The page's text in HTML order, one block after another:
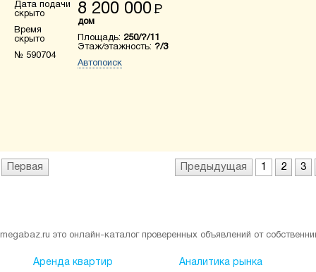
Дата подачи
скрыто
Время
скрыто
№ 590704
8 200 000 Р
дом
Площадь: 250/?/11
Этаж/этажность: ?/3
Автопоиск
Первая Предыдущая 1 2 3
megabaz.ru это онлайн-каталог проверенных объявлений от
Аренда квартир Аналитика рынка